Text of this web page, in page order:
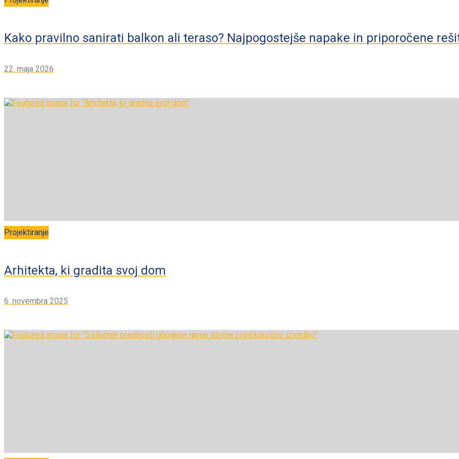
Kako pravilno sanirati balkon ali teraso? Najpogostejše napake in priporočene
22. maja 2026
Projektiranje
Arhitekta, ki gradita svoj dom
6. novembra 2025